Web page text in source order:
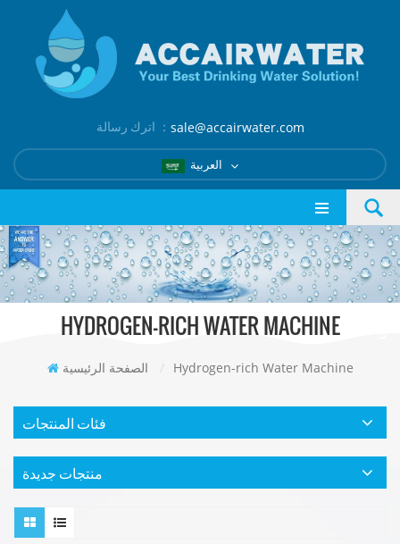
اترك رسالة ： sale@accairwater.com
HYDROGEN-RICH WATER MACHINE
الصفحة الرئيسية / Hydrogen-rich Water Machine
فئات المنتجات
منتجات جديدة